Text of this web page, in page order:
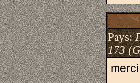
Pays:
173